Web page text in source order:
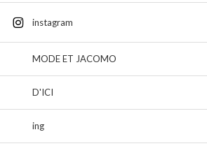
instagram
MODE ET JACOMO
D'ICI
ing